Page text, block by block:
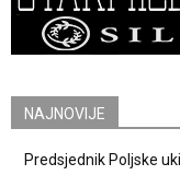
NAJNOVIJE
Predsjednik Poljske